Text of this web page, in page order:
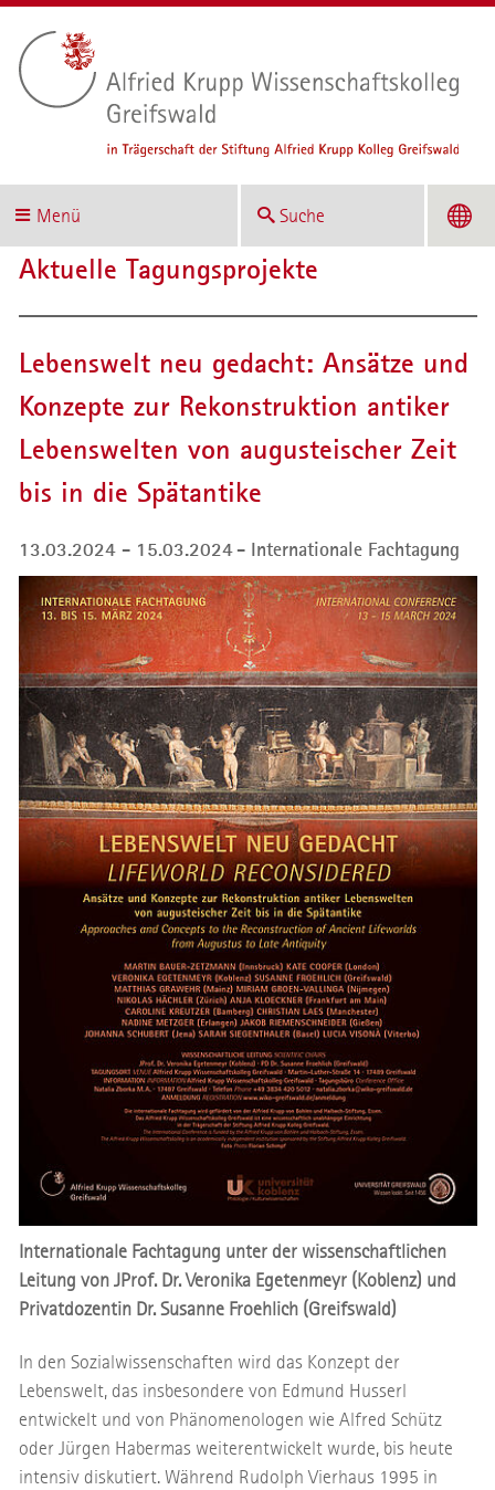
Menü Suche
Aktuelle Tagungsprojekte
Lebenswelt neu gedacht: Ansätze und
Konzepte zur Rekonstruktion antiker
Lebenswelten von augusteischer Zeit
bis in die Spätantike
13.03.2024 - 15.03.2024 Internationale Fachtagung
Internationale Fachtagung unter der wissenschaftlichen
Leitung von JProf. Dr. Veronika Egetenmeyr (Koblenz) und
Privatdozentin Dr. Susanne Froehlich (Greifswald)
In den Sozialwissenschaften wird das Konzept der
Lebenswelt, das insbesondere von Edmund Husserl
entwickelt und von Phänomenologen wie Alfred Schütz
oder Jürgen Habermas weiterentwickelt wurde, bis heute
intensiv diskutiert. Während Rudolph Vierhaus 1995 in